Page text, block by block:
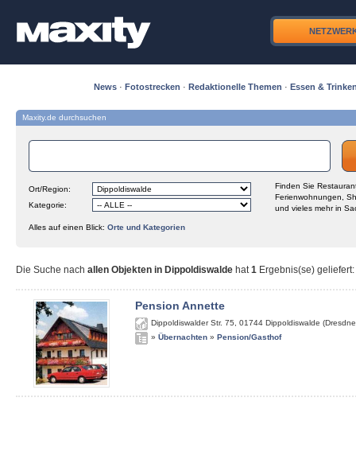
News · Fotostrecken · Redaktionelle Themen · Essen &
Maxity.de durchsuchen
Ort/Region:
Kategorie:
Finden Sie
Ferienwohnungen,
und vieles mehr in
Alles auf einen Blick: Orte und Kategorien
Die Suche nach allen Objekten in Dippoldiswalde hat1 Ergebnis(se) geliefert:
Pension Annette
Dippoldiswalder Str. 75 01744 Dippoldiswalde
» Übernachten » Pension/Gasthof